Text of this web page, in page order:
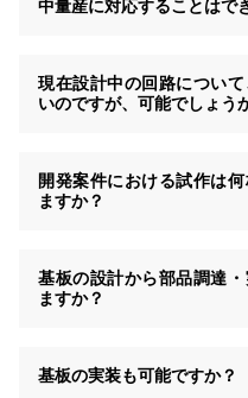
中量産に対応することはで
現在設計中の回路につい
いのですが、可能でしょう
開発案件における試作は
ますか？
基板の設計から部品調達
ますか？
基板の実装も可能ですか？